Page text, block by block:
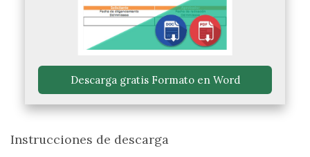
Descarga gratis Formato en Word
Instrucciones de descarga